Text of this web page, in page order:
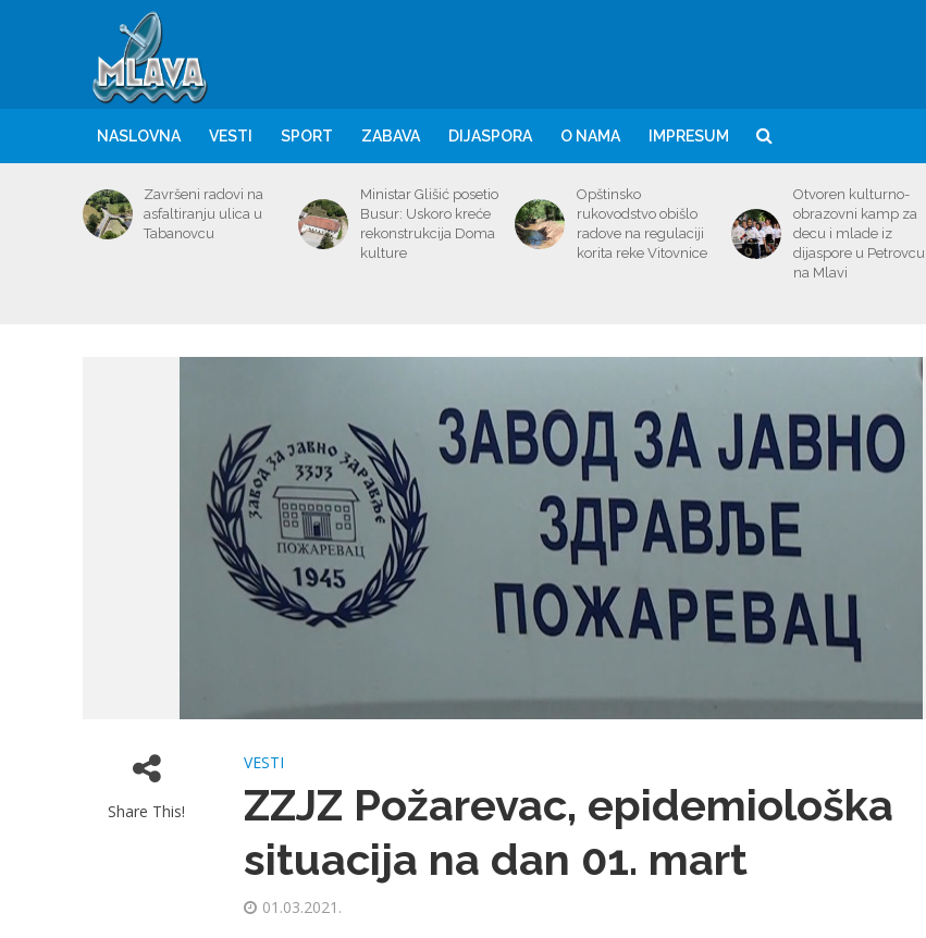
NASLOVNA VESTI SPORT ZABAVA DIJASPORA O NAMA IMPRESUM
Završeni radovi na
asfaltiranju ulica u
Tabanovcu
Ministar Glišić posetio
Busur: Uskoro kreće
rekonstrukcija Doma
kulture
Opštinsko
rukovodstvo obišlo
radove na regulaciji
korita reke Vitovnice
Otvoren kulturno-
obrazovni kamp za
decu i mlade iz
dijaspore u Petrovcu
na Mlavi
Share This!
VESTI
ZZJZ Požarevac, epidemiološka
situacija na dan 01. mart
01.03.2021.